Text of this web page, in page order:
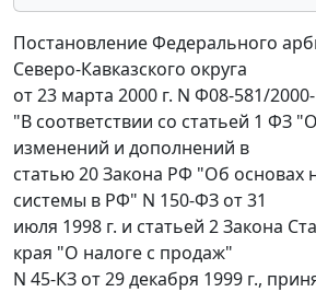
Постановление Федерального
Северо-Кавказского округа
от 23 марта 2000 г. N Ф08-581/
"В соответствии со статьей 1 ФЗ
изменений и дополнений в
статью 20 Закона РФ "Об основах
системы в РФ" N 150-ФЗ от 31
июля 1998 г. и статьей 2 Закона
края "О налоге с продаж"
N 45-КЗ от 29 декабря 1999 г.,